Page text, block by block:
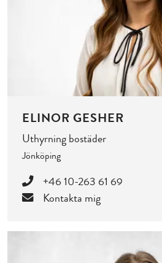
ELINOR GESHER
Uthyrning bostäder
Jönköping
+46 10-263 61 69
Kontakta mig